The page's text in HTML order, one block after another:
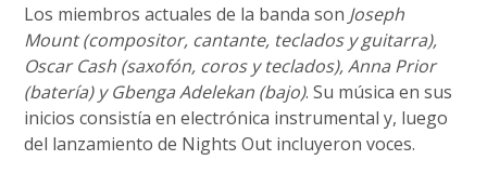
Los miembros actuales de la banda son Joseph
Mount (compositor, cantante, teclados y guitarra),
Oscar Cash (saxofón, coros y teclados), Anna Prior
(batería) y Gbenga Adelekan (bajo). Su música en sus
inicios consistía en electrónica instrumental y, luego
del lanzamiento de Nights Out incluyeron voces.